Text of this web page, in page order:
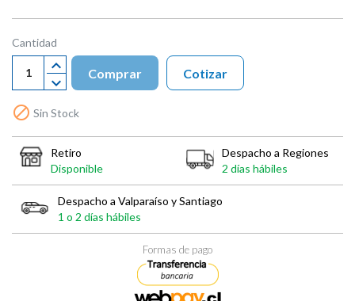
Cantidad
Comprar
 Sin Stock
Cotizar
Retiro
Disponible
Despacho a Regiones
2 días hábiles
Despacho a Valparaíso y Santiago
1 o 2 días hábiles
Formas de pago